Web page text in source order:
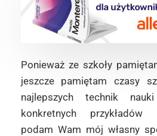
Ponieważ ze szkoły
jeszcze pamiętam czasy
najlepszych technik
konkretnych przykładów
podam Wam mój własny